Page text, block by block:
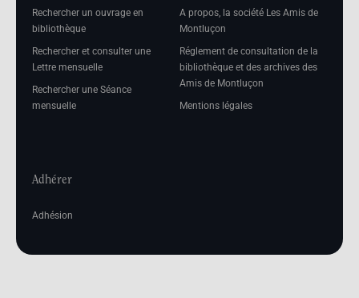
Rechercher un ouvrage en
bibliothèque
Rechercher et consulter une
Lettre mensuelle
Rechercher une Séance
mensuelle
A propos, la société Les Amis de
Montluçon
Réglement de consultation de la
bibliothèque et des archives des
Amis de Montluçon
Mentions légales
Adhérer
Adhésion